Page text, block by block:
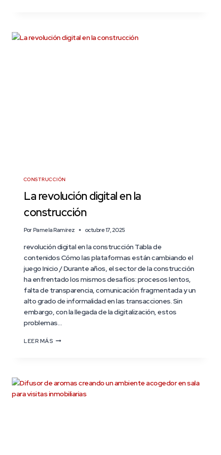
CONSTRUCCIÓN
La revolución digital en la
construcción
Por Pamela Ramírez octubre 17, 2025
revolución digital en la construcción Tabla de
contenidos Cómo las plataformas están cambiando el
juego Inicio / Durante años, el sector de la construcción
ha enfrentado los mismos desafíos: procesos lentos,
falta de transparencia, comunicación fragmentada y un
alto grado de informalidad en las transacciones. Sin
embargo, con la llegada de la digitalización, estos
problemas…
LEER MÁS